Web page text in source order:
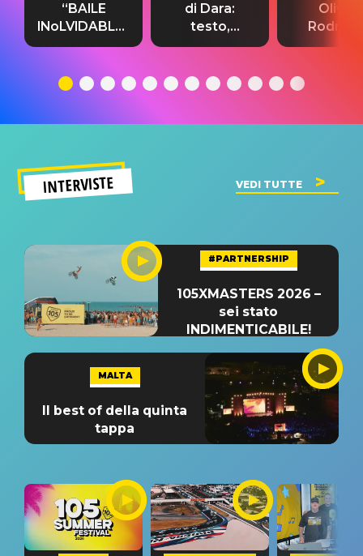
“BAILE
INoLVIDABLE”:
testo,
significato
di Dara:
testo,
traduzione e
del singolo
Olivia
testo,
INTERVISTE VEDI TUTTE
#PARTNERSHIP
105XMASTERS 2026 –
sei stato
INDIMENTICABILE!
MALTA
Il best of della quinta
tappa